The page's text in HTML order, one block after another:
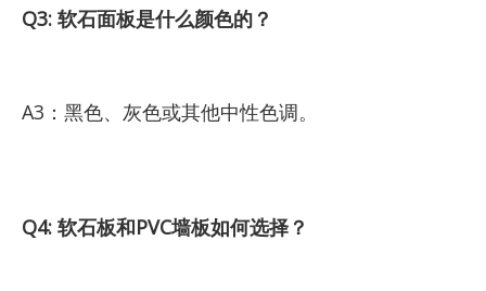
Q3: 软石面板是什么颜色的？
A3：黑色、灰色或其他中性色调。
Q4: 软石板和PVC墙板如何选择？